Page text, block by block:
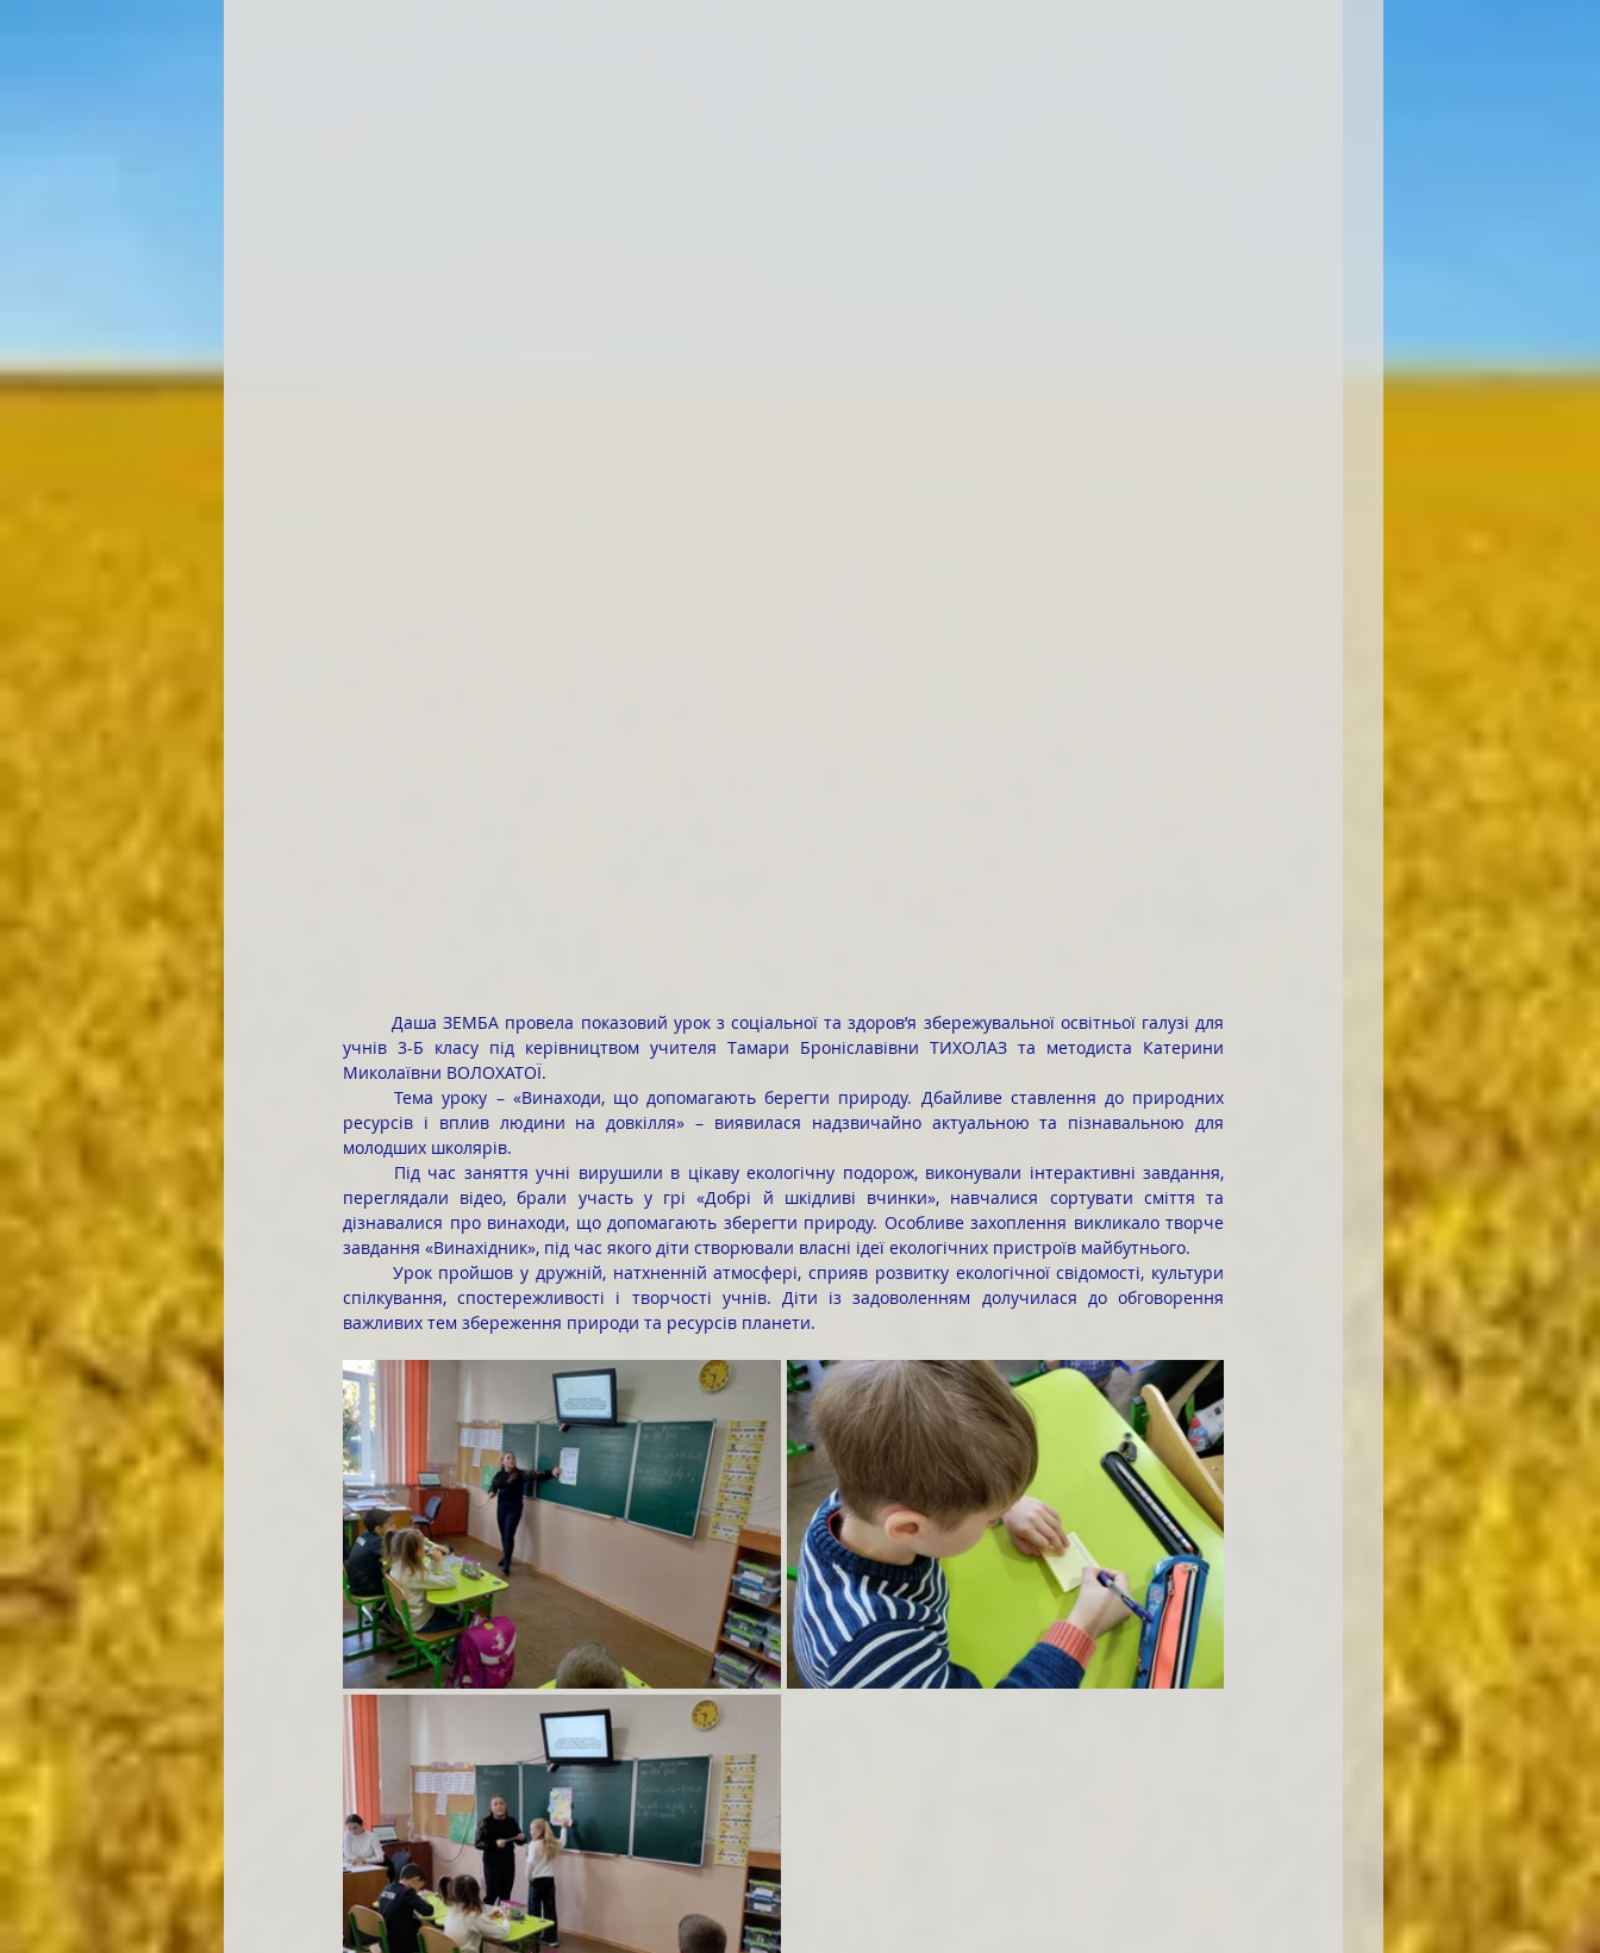
	Даша ЗЕМБА провела показовий урок з соціальної та здоров’я збережувальної освітньої галузі для
учнів 3-Б класу під керівництвом учителя Тамари Броніславівни ТИХОЛАЗ та методиста Катерини
Миколаївни ВОЛОХАТОЇ.
	Тема уроку – «Винаходи, що допомагають берегти природу. Дбайливе ставлення до природних
ресурсів і вплив людини на довкілля» – виявилася надзвичайно актуальною та пізнавальною для
молодших школярів.
переглядали відео, брали участь у грі «Добрі й шкідливі вчинки», навчалися сортувати сміття та
дізнавалися про винаходи, що допомагають зберегти природу. Особливе захоплення викликало творче
завдання «Винахідник», під час якого діти створювали власні ідеї екологічних пристроїв майбутнього.
спілкування, спостережливості і творчості учнів. Діти із задоволенням долучилася до обговорення
важливих тем збереження природи та ресурсів планети.